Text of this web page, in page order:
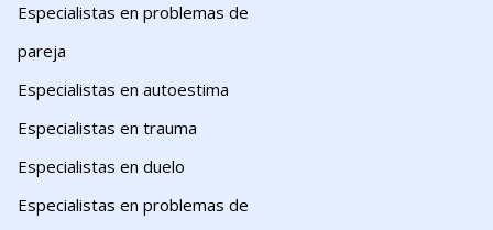
Especialistas en problemas de
pareja
Especialistas en autoestima
Especialistas en trauma
Especialistas en duelo
Especialistas en problemas de